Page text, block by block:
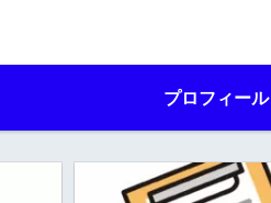
プロフィール